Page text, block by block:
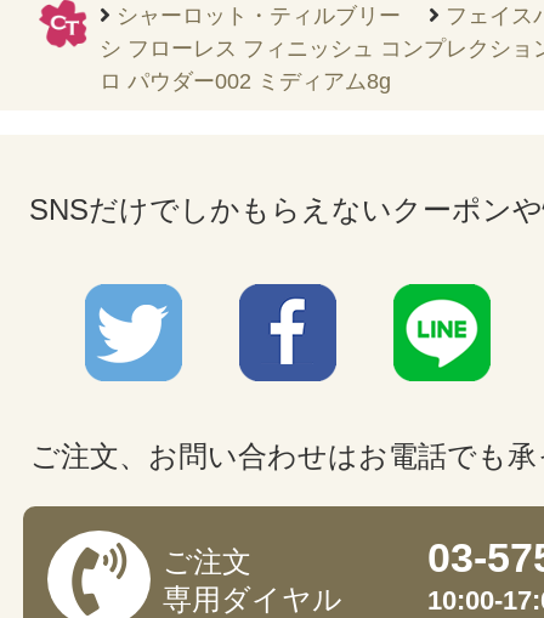
シャーロット・ティルブリー
フェイス
シ フローレス フィニッシュ コンプレクショ
ロ パウダー002 ミディアム8g
SNSだけでしかもらえないクーポン
ご注文、お問い合わせはお電話でも
ご注文
専用ダイヤル
03-
10:00-